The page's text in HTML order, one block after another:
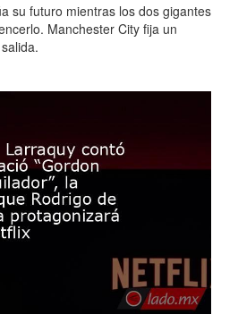
su futuro mientras los dos gigantes
Manchester City fija un